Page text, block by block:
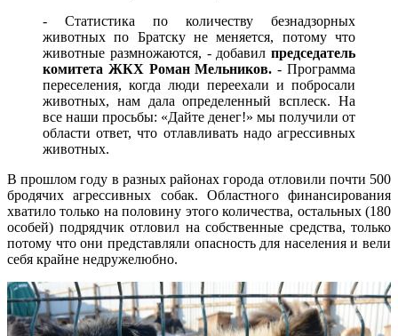
- Статистика по количеству безнадзорных
животных по Братску не меняется, потому что
животные размножаются, - добавил председатель
комитета ЖКХ Роман Мельников. - Программа
переселения, когда люди переехали и побросали
животных, нам дала определенный всплеск. На
все наши просьбы: «Дайте денег!» мы получили от
области ответ, что отлавливать надо агрессивных
животных.
В прошлом году в разных районах города отловили почти 500
бродячих агрессивных собак. Областного финансирования
хватило только на половину этого количества, остальных (180
особей) подрядчик отловил на собственные средства, только
потому что они представляли опасность для населения и вели
себя крайне недружелюбно.